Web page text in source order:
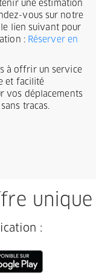
une estimation
vous sur notre
lien suivant pour
: Réserver en
à offrir un service
et facilité
vos déplacements
tracas.
unique
: